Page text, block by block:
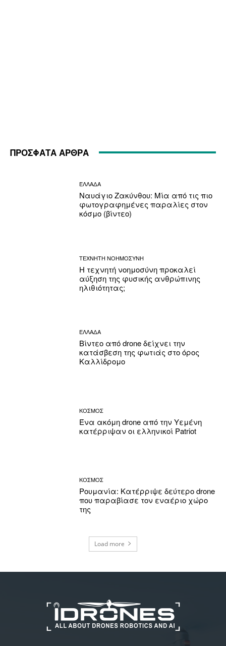
ΠΡΟΣΦΑΤΑ ΑΡΘΡΑ
ΕΛΛΑΔΑ
Ναυάγιο Ζακύνθου: Μία από τις πιο
φωτογραφημένες παραλίες στον
κόσμο (βίντεο)
ΤΕΧΝΗΤΗ ΝΟΗΜΟΣΥΝΗ
Η τεχνητή νοημοσύνη προκαλεί
αύξηση της φυσικής ανθρώπινης
ηλιθιότητας;
ΕΛΛΑΔΑ
Βίντεο από drone δείχνει την
κατάσβεση της φωτιάς στο όρος
Καλλίδρομο
ΚΟΣΜΟΣ
Ένα ακόμη drone από την Υεμένη
κατέρριψαν οι ελληνικοί Patriot
ΚΟΣΜΟΣ
Ρουμανία: Κατέρριψε δεύτερο drone
που παραβίασε τον εναέριο χώρο
της
Load more